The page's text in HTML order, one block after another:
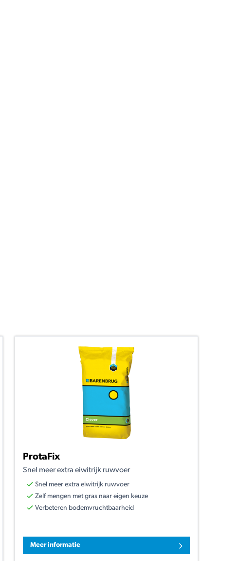
ProtaFix
Snel meer extra eiwitrijk ruwvoer
Snel meer extra eiwitrijk ruwvoer
Zelf mengen met gras naar eigen keuze
Verbeteren bodemvruchtbaarheid
Meer informatie